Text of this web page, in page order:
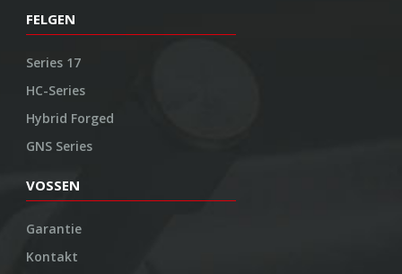
FELGEN
Series 17
HC-Series
Hybrid Forged
GNS Series
VOSSEN
Garantie
Kontakt